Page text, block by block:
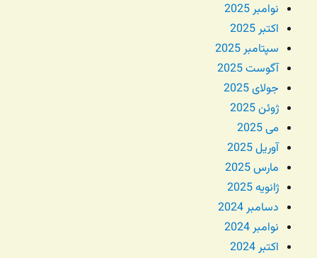
نوامبر 2025
اکتبر 2025
سپتامبر 2025
آگوست 2025
جولای 2025
ژوئن 2025
می 2025
آوریل 2025
مارس 2025
ژانویه 2025
دسامبر 2024
نوامبر 2024
اکتبر 2024